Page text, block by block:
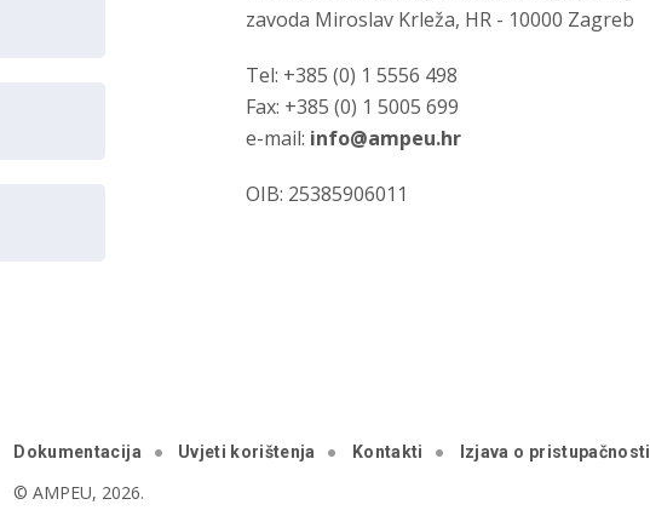
zavoda Miroslav Krleža, HR - 10000 Zagreb
Tel: +385 (0) 1 5556 498
Fax: +385 (0) 1 5005 699
e-mail: info@ampeu.hr
OIB: 25385906011
Dokumentacija Uvjeti korištenja Kontakti Izjava o pristupačnosti
© AMPEU, 2026.